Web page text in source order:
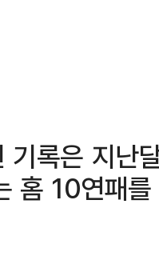
기록은 지난
홈 10연패